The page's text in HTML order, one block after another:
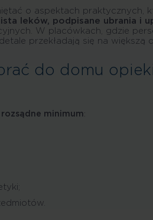
o aspektach praktycznych,
leków, podpisane ubrania i
W placówkach, gdzie
przekładają się na
do domu
minimum: